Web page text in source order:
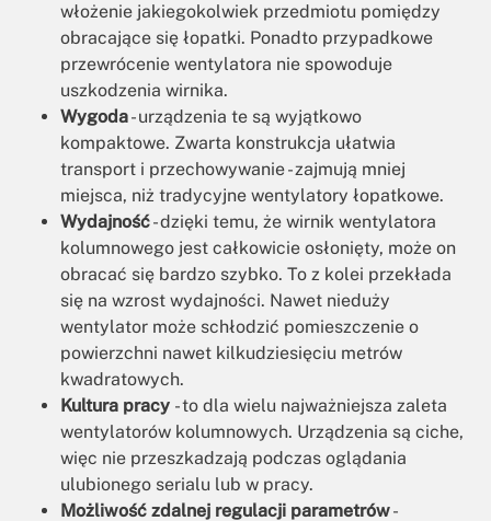
włożenie jakiegokolwiek przedmiotu pomiędzy
obracające się łopatki. Ponadto przypadkowe
przewrócenie wentylatora nie spowoduje
uszkodzenia wirnika.
Wygoda- urządzenia te są wyjątkowo
kompaktowe. Zwarta konstrukcja ułatwia
transport i przechowywanie - zajmują mniej
miejsca, niż tradycyjne wentylatory łopatkowe.
Wydajność- dzięki temu, że wirnik wentylatora
kolumnowego jest całkowicie osłonięty, może on
obracać się bardzo szybko. To z kolei przekłada
się na wzrost wydajności. Nawet nieduży
wentylator może schłodzić pomieszczenie o
powierzchni nawet kilkudziesięciu metrów
kwadratowych.
Kultura pracy - to dla wielu najważniejsza zaleta
wentylatorów kolumnowych. Urządzenia są ciche,
więc nie przeszkadzają podczas oglądania
ulubionego serialu lub w pracy.
Możliwość zdalnej regulacji parametrów-